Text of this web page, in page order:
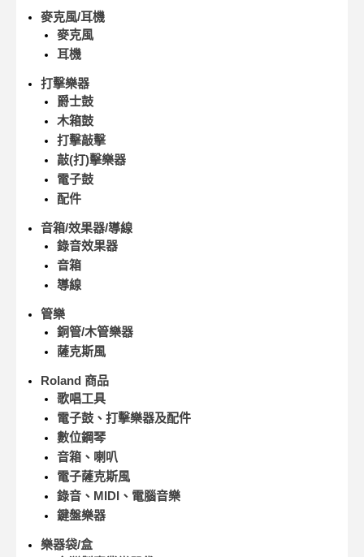
麥克風/耳機
麥克風
耳機
打擊樂器
爵士鼓
木箱鼓
打擊敲擊
敲(打)擊樂器
電子鼓
配件
音箱/效果器/導線
錄音效果器
音箱
導線
管樂
銅管/木管樂器
薩克斯風
Roland 商品
歌唱工具
電子鼓、打擊樂器及配件
數位鋼琴
音箱、喇叭
電子薩克斯風
錄音、MIDI、電腦音樂
鍵盤樂器
樂器袋/盒